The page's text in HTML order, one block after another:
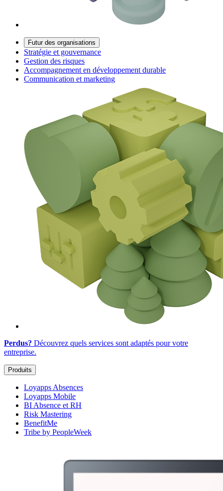
Futur des organisations
Stratégie et gouvernance
Gestion des risques
Accompagnement en développement durable
Communication et marketing
Perdus? Découvrez quels services sont adaptés pour votre
entreprise.
Produits
Loyapps Absences
Loyapps Mobile
BI Absence et RH
Risk Mastering
BenefitMe
Tribe by PeopleWeek